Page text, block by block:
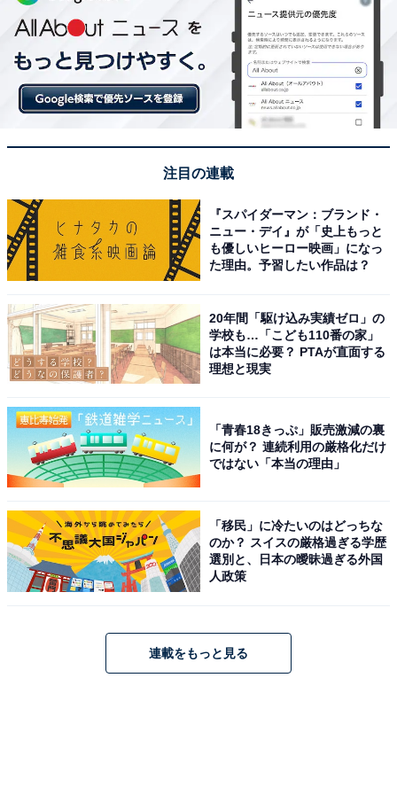
車がなくても温泉巡りや観光が気軽にできる
アクセスの良さ」がある。
松山の中心部やJR松山駅などには道後温泉駅から路面電車で行くことがで
きる。坊っちゃん列車も発着する。
松山空港から直通バスで約40分、JR松山駅からも路面電
車で約25分と、車がなくてもアクセスしやすい。路面電
注目の連載
『スパイダーマン：ブランド・
ニュー・デイ』が「史上もっと
も優しいヒーロー映画」になっ
た理由。予習したい作品は？
20年間「駆け込み実績ゼロ」の
学校も…「こども110番の家」
は本当に必要？ PTAが直面する
理想と現実
「青春18きっぷ」販売激減の裏
に何が？ 連続利用の厳格化だけ
ではない「本当の理由」
「移民」に冷たいのはどっちな
のか？ スイスの厳格過ぎる学歴
選別と、日本の曖昧過ぎる外国
人政策
連載をもっと見る